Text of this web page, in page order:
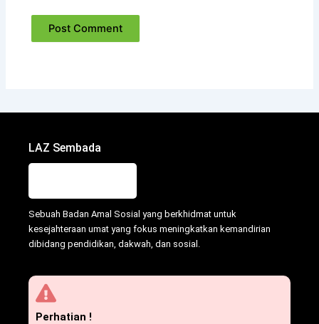
LAZ Sembada
Sebuah Badan Amal Sosial yang berkhidmat untuk
kesejahteraan umat yang fokus meningkatkan kemandirian
dibidang pendidikan, dakwah, dan sosial.
Perhatian !